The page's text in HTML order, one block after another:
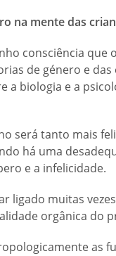
na mente das
consciência
de género e
biologia e a
será tanto mais
há uma
e a infelicidade.
ligado muitas
orgânica do
as